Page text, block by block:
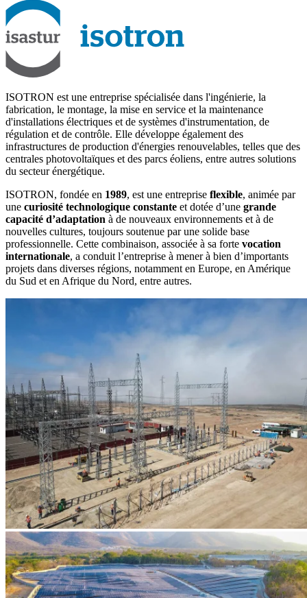
ISOTRON est une entreprise spécialisée dans l'ingénierie, la
fabrication, le montage, la mise en service et la maintenance
d'installations électriques et de systèmes d'instrumentation, de
régulation et de contrôle. Elle développe également des
infrastructures de production d'énergies renouvelables, telles que des
centrales photovoltaïques et des parcs éoliens, entre autres solutions
du secteur énergétique.
ISOTRON, fondée en 1989, est une entreprise flexible, animée par
une curiosité technologique constante et dotée d’une grande
capacité d’adaptation à de nouveaux environnements et à de
nouvelles cultures, toujours soutenue par une solide base
professionnelle. Cette combinaison, associée à sa forte vocation
internationale, a conduit l’entreprise à mener à bien d’importants
projets dans diverses régions, notamment en Europe, en Amérique
du Sud et en Afrique du Nord, entre autres.